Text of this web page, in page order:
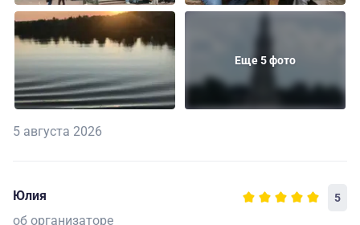
Еще 5 фото
5 августа 2026
Юлия 5
об организаторе